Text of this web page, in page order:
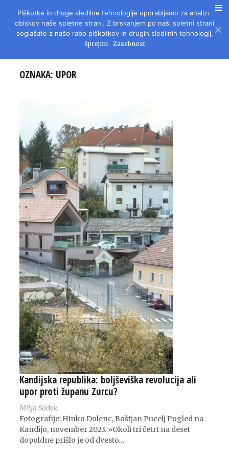
REVIJA ZA LITERATURO, KULTURO IN DRUŽBENA VPRAŠANJA
OZNAKA: UPOR
Kandijska republika: boljševiška revolucija ali
upor proti županu Zurcu?
Mitja Sadek
Fotografije: Hinko Dolenc, Boštjan Pucelj Pogled na
Kandijo, november 2023. »Okoli tri četrt na deset
dopoldne prišlo je od dvesto…
Piškotke in druge sledilne tehnologije uporabljamo za analizo
obiskov naše spletne strani. Z brskanjem po naši spletni strani
soglašate z našo rabo piškotkov in drugih sledilnih tehnologij.
Sprejmi Zasebnost